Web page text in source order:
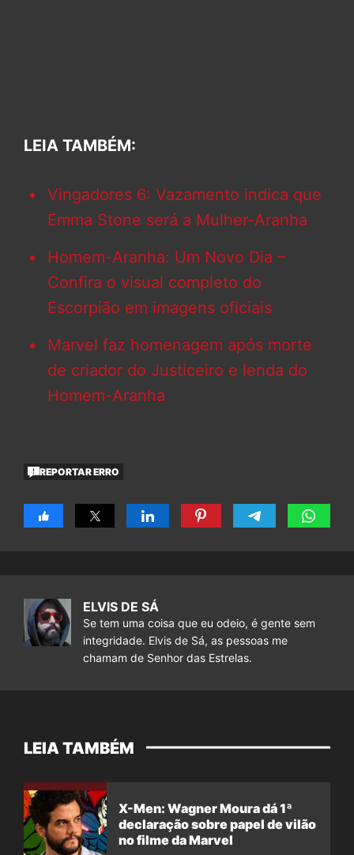
LEIA TAMBÉM:
Vingadores 6: Vazamento indica que
Emma Stone será a Mulher-Aranha
Homem-Aranha: Um Novo Dia –
Confira o visual completo do
Escorpião em imagens oficiais
Marvel faz homenagem após morte
de criador do Justiceiro e lenda do
Homem-Aranha
REPORTAR ERRO
ELVIS DE SÁ
Se tem uma coisa que eu odeio, é gente sem
integridade. Elvis de Sá, as pessoas me
chamam de Senhor das Estrelas.
LEIA TAMBÉM
X-Men: Wagner Moura dá 1ª
declaração sobre papel de vilão
no filme da Marvel